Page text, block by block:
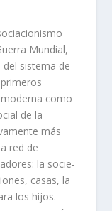
Mundial,
del sis­tema de
como
de la
más
red de
la socie­
casas, la
los hijos.